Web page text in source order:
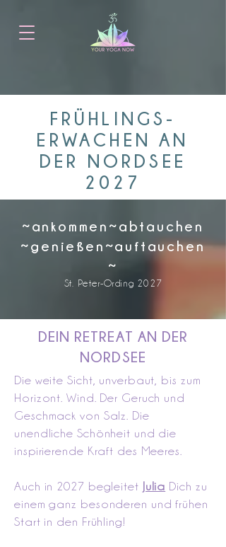
FRÜHLINGS-
ERWACHEN AN
DER NORDSEE
2027
~ankommen~abtauchen
~genießen~auftauchen
~
St. Peter-Ording 2027
DEIN RETREAT AN DER
NORDSEE
Die weite Sicht, unverbaut, bis zum
Horizont. Wind. Der Geruch und
Geschmack von Salz. Die
unendliche Schönheit und die
inspirierende Kraft des Meeres.
Auch in 2027 begleitet Julia Dich zu
einem ganz besonderen und frühen
Start in den Frühling!